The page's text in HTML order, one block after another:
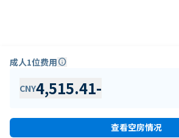
成人1位费用info
CNY4,515.41-
查看空房情况